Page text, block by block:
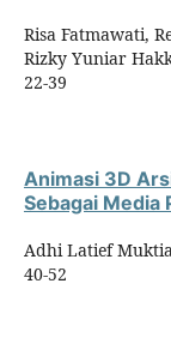
Risa Fatmawati,
Rizky Yuniar
22-39
Animasi 3D
Sebagai Media
Adhi Latief
40-52